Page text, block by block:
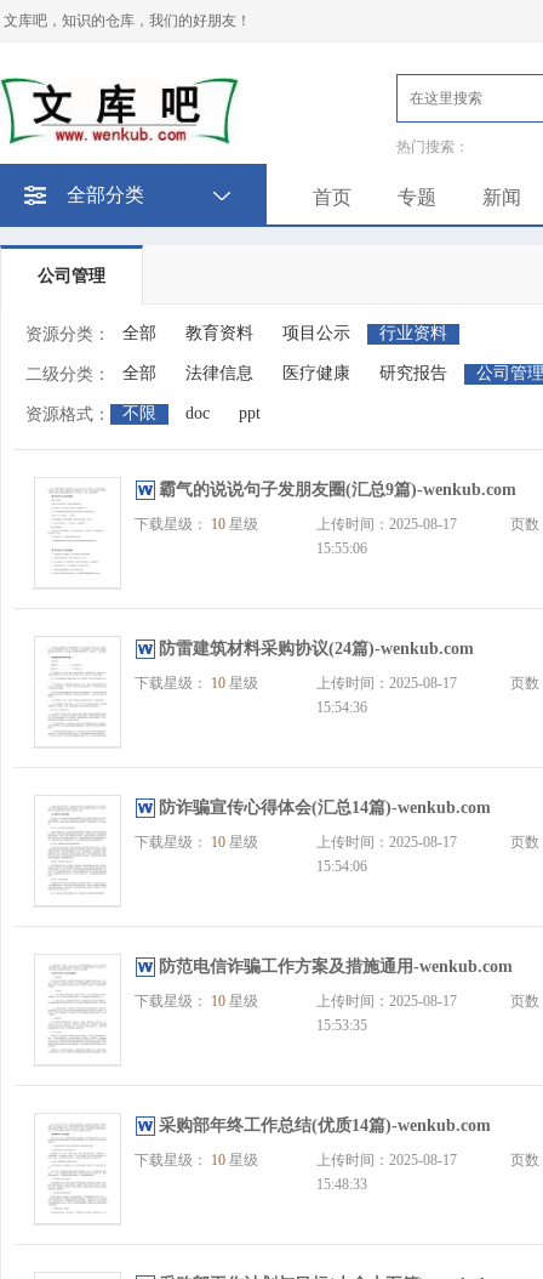
文库吧，知识的仓库，我们的好朋友！
热门搜索：
全部分类 首页 专题 新闻
公司管理
资源分类： 全部 教育资料 项目公示 行业资料
二级分类： 全部 法律信息 医疗健康 研究报告 公司管理
资源格式： 不限 doc ppt
霸气的说说句子发朋友圈(汇总9篇)-wenkub.com
下载星级： 10 星级
上传时间：2025-08-17
15:55:06
页
防雷建筑材料采购协议(24篇)-wenkub.com
下载星级： 10 星级
上传时间：2025-08-17
15:54:36
页
防诈骗宣传心得体会(汇总14篇)-wenkub.com
下载星级： 10 星级
上传时间：2025-08-17
15:54:06
页
防范电信诈骗工作方案及措施通用-wenkub.com
下载星级： 10 星级
上传时间：2025-08-17
15:53:35
页
采购部年终工作总结(优质14篇)-wenkub.com
下载星级： 10 星级
上传时间：2025-08-17
15:48:33
页